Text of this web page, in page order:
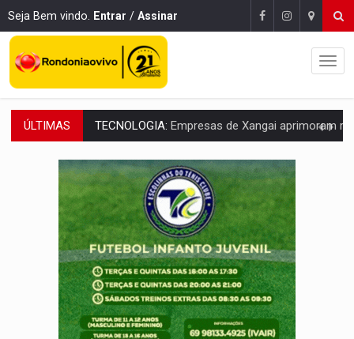
Seja Bem vindo. Entrar / Assinar
ÚLTIMAS PROTEGE A TERRA:China descobre como explodir asteroide com bomba
VÍDEO:Motociclista morre após bater na traseira de
PARECE UM NUGGET:Essa receita com frango virou o meu
EMPREENDEDORISMO:7 negócios que podem começar com pouco dinheiro e
GIGANTE DA AMÉRICA:Brasil reúne dimensão continental e posição
INDEPENDÊNCIA:10 dicas importantes para quem quer
VARCENA:Cientistas descobrem nova espécie de rã em florestas